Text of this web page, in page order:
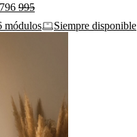
796 995
módulos
Siempre disponible